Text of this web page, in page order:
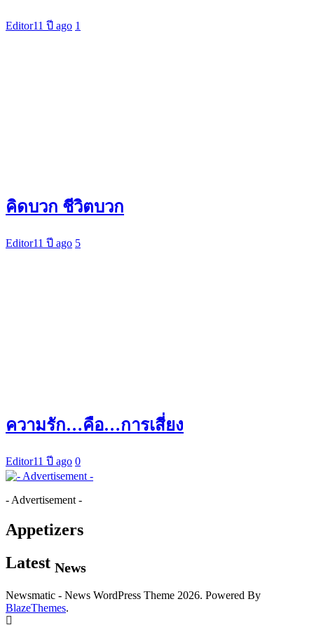
Editor11 ปี ago 1
คิดบวก ชีวิตบวก
Editor11 ปี ago 5
ความรัก…คือ…การเสี่ยง
Editor11 ปี ago 0
- Advertisement -
Appetizers
Latest News
Newsmatic - News WordPress Theme 2026. Powered By
BlazeThemes.